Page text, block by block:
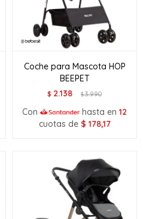
Coche para Mascota HOP
BEEPET
$ 2.138 $3.990
Con hasta en 12
cuotas de $ 178,17